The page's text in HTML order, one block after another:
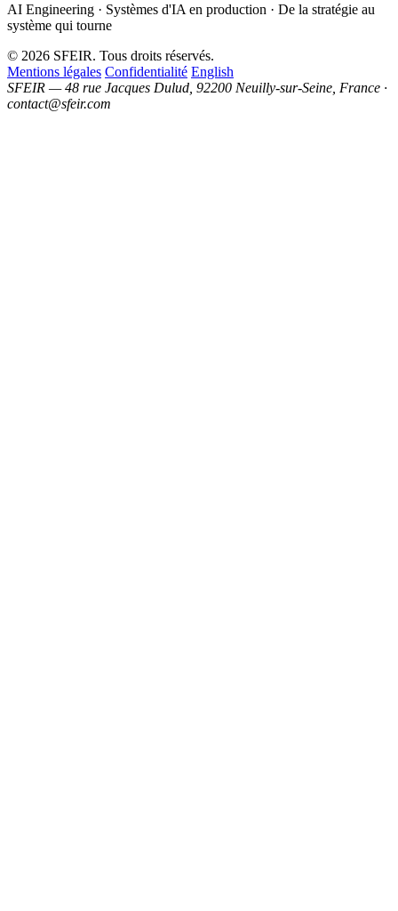
AI Engineering · Systèmes d'IA en production · De la stratégie au
système qui tourne
© 2026 SFEIR. Tous droits réservés.
Mentions légales Confidentialité English
SFEIR — 48 rue Jacques Dulud, 92200 Neuilly-sur-Seine, France ·
contact@sfeir.com